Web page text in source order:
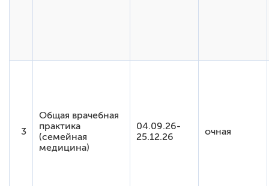
3
Общая врачебная
практика
(семейная
медицина)
04.09.26-
25.12.26
очная